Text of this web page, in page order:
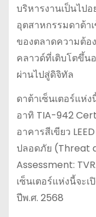
บริหารงานเป็นไป
อุตสาหกรรมดาต้า
ของตลาดความต้อ
คลาวด์ที่เติบโตขึ้น
ผ่านไปสู่ดิจิทัล
ดาต้าเซ็นเตอร์แห่
อาทิ TIA-942
อาคารสีเขียว
ปลอดภัย (Threat
Assessment:
เซ็นเตอร์แห่งนี้จะ
ปีพ.ศ. 2568